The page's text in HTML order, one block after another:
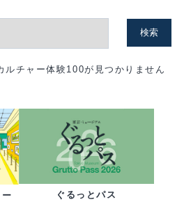
検索
ルチャー体験100が見つかりません
ぐるっとパス